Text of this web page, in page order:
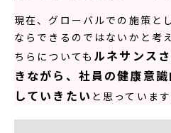
現在、グローバルでの施策と
ならできるのではないかと考
ちらについても ルネサンス
きながら、社員の健康意
していきたい と思っていま